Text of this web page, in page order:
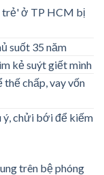
trẻ' ở TP HCM bị
suốt 35 năm
kẻ suýt giết mình
thế chấp, vay vốn
ý, chửi bới để kiếm
trên bệ phóng